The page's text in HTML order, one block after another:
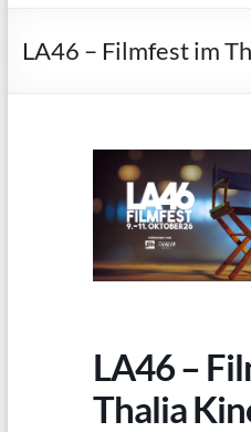
LA46 – Filmfest im
LA46 –
Thalia